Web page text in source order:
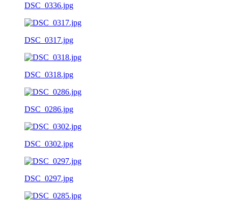
DSC_0336.jpg
DSC_0317.jpg
DSC_0318.jpg
DSC_0286.jpg
DSC_0302.jpg
DSC_0297.jpg